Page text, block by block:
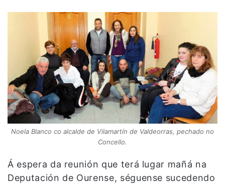
Noela Blanco co alcalde de Vilamartín de Valdeorras, pechado no
Concello.
Á espera da reunión que terá lugar mañá na
Deputación de Ourense, séguense sucedendo